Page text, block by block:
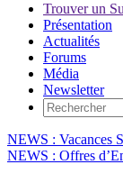
Trouver un
Présentation
Actualités
Forums
Média
Newsletter
NEWS : Vacances
NEWS : Offres